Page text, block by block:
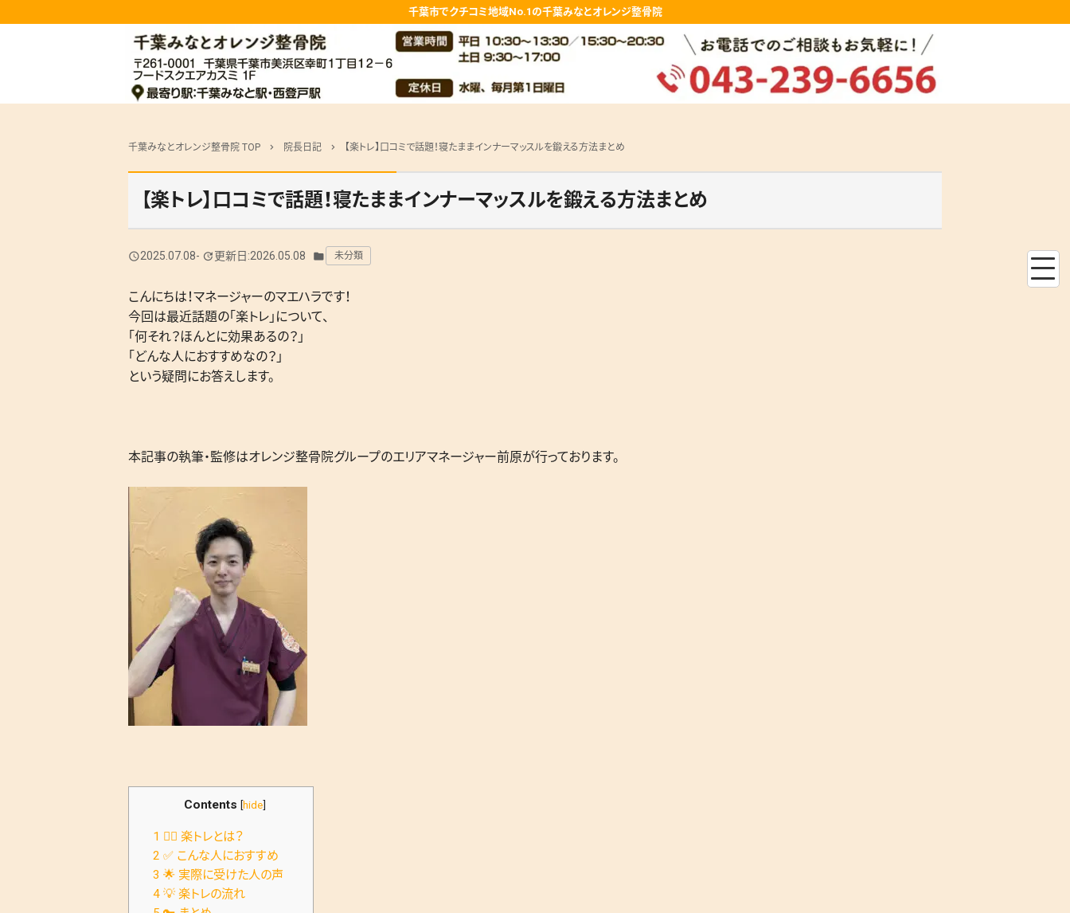
千葉市でクチコミ地域No.1の千葉みなとオレンジ整骨院
千葉みなとオレンジ整骨院 TOP chevron_right 院長日記 chevron_right 【楽トレ】口コミで話題！寝たままインナーマッスルを鍛える方法まとめ
【楽トレ】口コミで話題！寝たままインナーマッスルを鍛える方法まとめ
query_builder2025.07.08- update 更新日:2026.05.08 folder 未分類
こんにちは！マネージャーのマエハラです！
今回は最近話題の「楽トレ」について、
「何それ？ほんとに効果あるの？」
「どんな人におすすめなの？」
という疑問にお答えします。
本記事の執筆・監修はオレンジ整骨院グループのエリアマネージャー前原が行っております。
Contents [hide]
1 🏋️‍♀️ 楽トレとは？
2 ✅ こんな人におすすめ
3 🌟 実際に受けた人の声
4 💡 楽トレの流れ